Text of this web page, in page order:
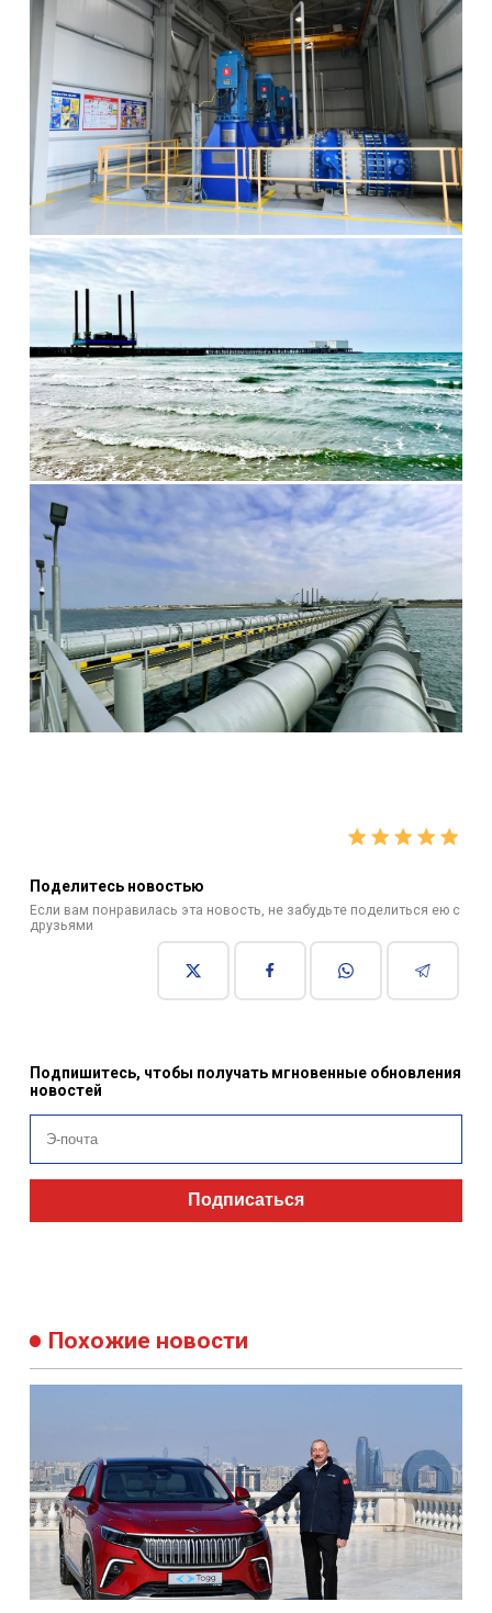
Поделитесь новостью
Если вам понравилась эта новость, не забудьте поделиться ею с
друзьями
Подпишитесь, чтобы получать мгновенные обновления
новостей
Подписаться
Похожие новости